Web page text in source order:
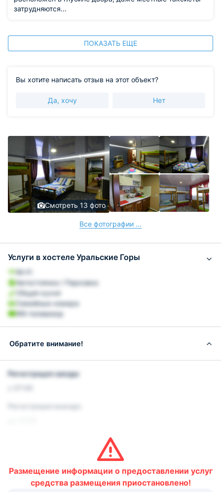
затрудняются...
ПОКАЗАТЬ ЕЩЕ
Вы хотите написать отзыв на этот объект?
Да, хочу Нет
Смотреть 13 фото
Все фотографии ...
Услуги в хостеле Уральские Горы
Wi-Fi
Автостоянка / Парковка
Общая кухня
Семейные номера
ЖК-телевизор
Обратите внимание!
Регистрация заезда:
Обратите внимание, что информация на странице может
быть предоставлена объектом размещения не в полной
мере. За подробной информацией об услугах и удобствах
рекомендуем обратиться в отель. Прямые контакты
Размещение информации о предоставлении услуг
средства размещения приостановлено!